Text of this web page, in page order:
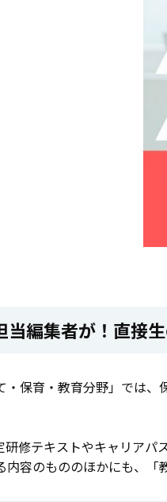
当編集者が！直接
・保育・教育分野」では
研修テキストやキャリア
容のもののほかにも、「